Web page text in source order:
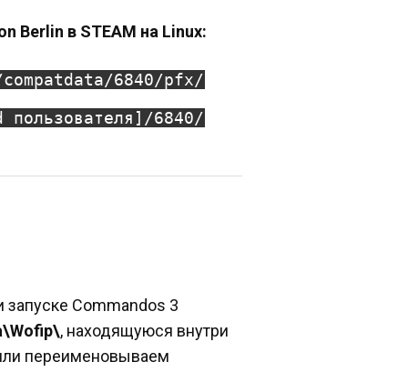
Berlin в STEAM на Linux:
6840/pfx/
6840/
запуске Commandos 3
, находящуюся внутри
переименовываем